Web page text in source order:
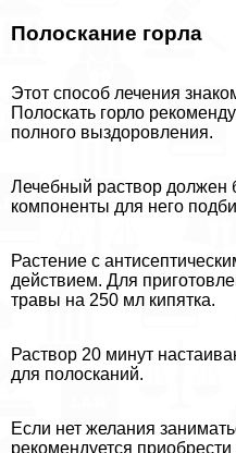
Полоскание горла
Этот способ лечения
Полоскать горло
полного выздоровления.
Лечебный раствор должен
компоненты для него
Растение с
действием. Для
травы на 250 мл кипятка.
Раствор 20 минут
для полосканий.
Если нет желания
рекомендуется